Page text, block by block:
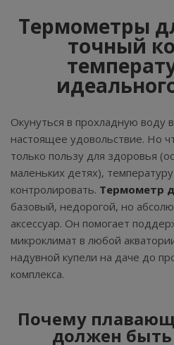
Термометры
точный
Окунуться в прохладную воду
настоящее удовольствие. Но
только пользу для здоровья
маленьких детях),
контролировать. Термометр
базовый, недорогой, но
аксессуар. Он помогает
микроклимат в любой
надувной купели на даче до
комплекса.
Почему
должен